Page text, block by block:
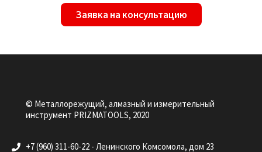
Заявка на консультацию
© Металлорежущий, алмазный и измерительный
инструмент PRIZMATOOLS, 2020
+7 (960) 311-60-22 - Ленинского Комсомола, дом 23